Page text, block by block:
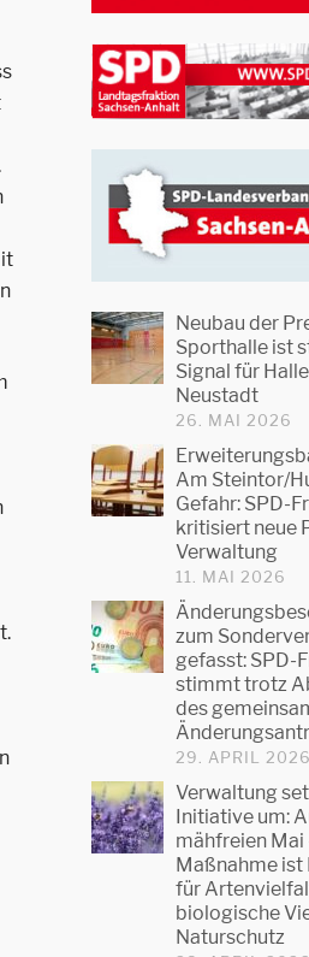
Neubau der
Sporthalle ist
Signal für
Neustadt
26. MAI 2026
Am Steintor/
Gefahr: SPD-
kritisiert neue
Verwaltung
11. MAI 2026
zum
gefasst: SPD-
stimmt trotz
des
29. APRIL 2026
Verwaltung
Initiative um:
mähfreien Mai
Maßnahme
für
biologische
Naturschutz